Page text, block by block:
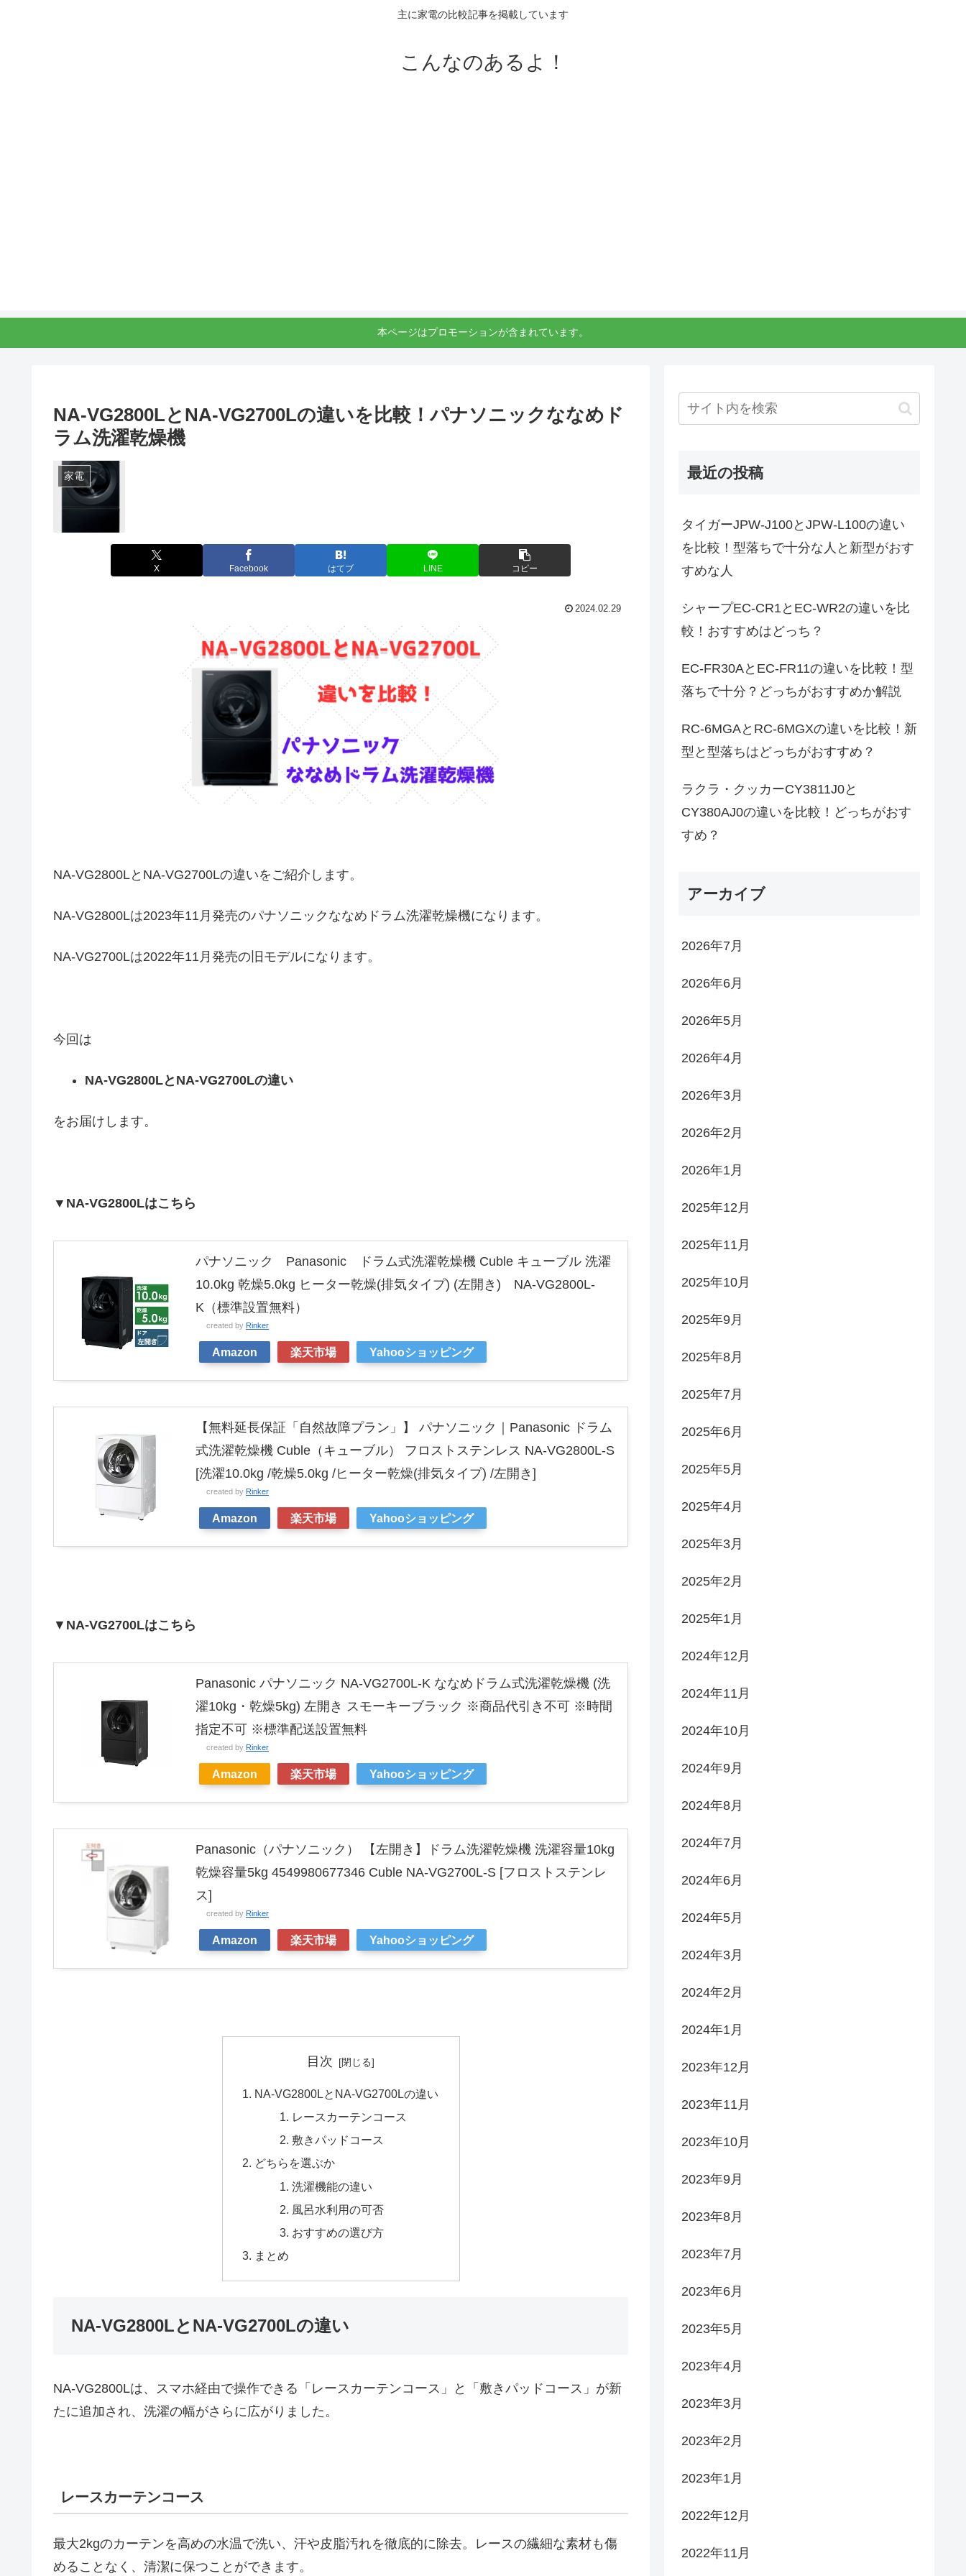
主に家電の比較記事を掲載しています
こんなのあるよ！
本ページはプロモーションが含まれています。
NA-VG2800LとNA-VG2700Lの違いを比較！パナソニックななめド
ラム洗濯乾燥機
家電
X Facebook はてブ LINE コピー
2024.02.29
NA-VG2800LとNA-VG2700Lの違いをご紹介します。
NA-VG2800Lは2023年11月発売のパナソニックななめドラム洗濯乾燥機になります。
NA-VG2700Lは2022年11月発売の旧モデルになります。
今回は
NA-VG2800LとNA-VG2700Lの違い
をお届けします。
▼NA-VG2800Lはこちら
パナソニック Panasonic ドラム式洗濯乾燥機 Cuble キューブル 洗濯
10.0kg 乾燥5.0kg ヒーター乾燥(排気タイプ) (左開き) NA-VG2800L-
K（標準設置無料）
created by Rinker
Amazon 楽天市場 Yahooショッピング
【無料延長保証「自然故障プラン」】 パナソニック｜Panasonic ドラム
式洗濯乾燥機 Cuble（キューブル） フロストステンレス NA-VG2800L-S
[洗濯10.0kg /乾燥5.0kg /ヒーター乾燥(排気タイプ) /左開き]
created by Rinker
Amazon 楽天市場 Yahooショッピング
▼ NA-VG2700Lはこちら
Panasonic パナソニック NA-VG2700L-K ななめドラム式洗濯乾燥機 (洗
濯10kg・乾燥5kg) 左開き スモーキーブラック ※商品代引き不可 ※時間
指定不可 ※標準配送設置無料
created by Rinker
Amazon 楽天市場 Yahooショッピング
Panasonic（パナソニック） 【左開き】ドラム洗濯乾燥機 洗濯容量10kg
乾燥容量5kg 4549980677346 Cuble NA-VG2700L-S [フロストステンレ
ス]
created by Rinker
Amazon 楽天市場 Yahooショッピング
目次
NA-VG2800LとNA-VG2700Lの違い
レースカーテンコース
敷きパッドコース
どちらを選ぶか
洗濯機能の違い
風呂水利用の可否
おすすめの選び方
まとめ
NA-VG2800LとNA-VG2700Lの違い
NA-VG2800Lは、スマホ経由で操作できる「レースカーテンコース」と「敷きパッドコース」が新
たに追加され、洗濯の幅がさらに広がりました。
レースカーテンコース
最大2kgのカーテンを高めの水温で洗い、汗や皮脂汚れを徹底的に除去。レースの繊細な素材も傷
めることなく、清潔に保つことができます。
最近の投稿
タイガーJPW-J100とJPW-L100の違い
を比較！型落ちで十分な人と新型がおす
すめな人
シャープEC-CR1とEC-WR2の違いを比
較！おすすめはどっち？
EC-FR30AとEC-FR11の違いを比較！型
落ちで十分？どっちがおすすめか解説
RC-6MGAとRC-6MGXの違いを比較！新
型と型落ちはどっちがおすすめ？
ラクラ・クッカーCY3811J0と
CY380AJ0の違いを比較！どっちがおす
すめ？
アーカイブ
2026年7月
2026年6月
2026年5月
2026年4月
2026年3月
2026年2月
2026年1月
2025年12月
2025年11月
2025年10月
2025年9月
2025年8月
2025年7月
2025年6月
2025年5月
2025年4月
2025年3月
2025年2月
2025年1月
2024年12月
2024年11月
2024年10月
2024年9月
2024年8月
2024年7月
2024年6月
2024年5月
2024年3月
2024年2月
2024年1月
2023年12月
2023年11月
2023年10月
2023年9月
2023年8月
2023年7月
2023年6月
2023年5月
2023年4月
2023年3月
2023年2月
2023年1月
2022年12月
2022年11月